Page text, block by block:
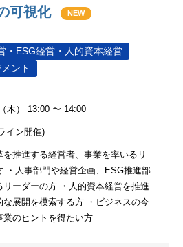
可視化
NEW
・ESG経営・人的資本経営
ント
木） 13:00 〜 14:00
イン開催)
を推進する経営者、事業を率いるリ
・人事部門や経営企画、ESG推進部
リーダーの方 ・人的資本経営を推進
な展開を模索する方 ・ビジネスの今
業のヒントを得たい方